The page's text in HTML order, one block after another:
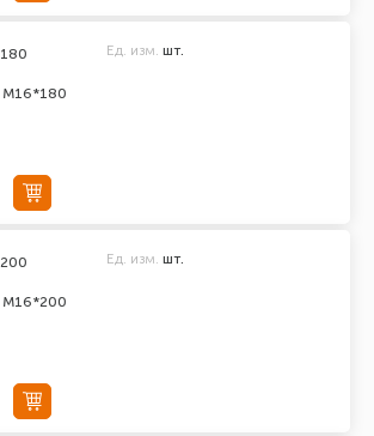
М16*180
Ед. изм. шт.
М16*200
Ед. изм. шт.